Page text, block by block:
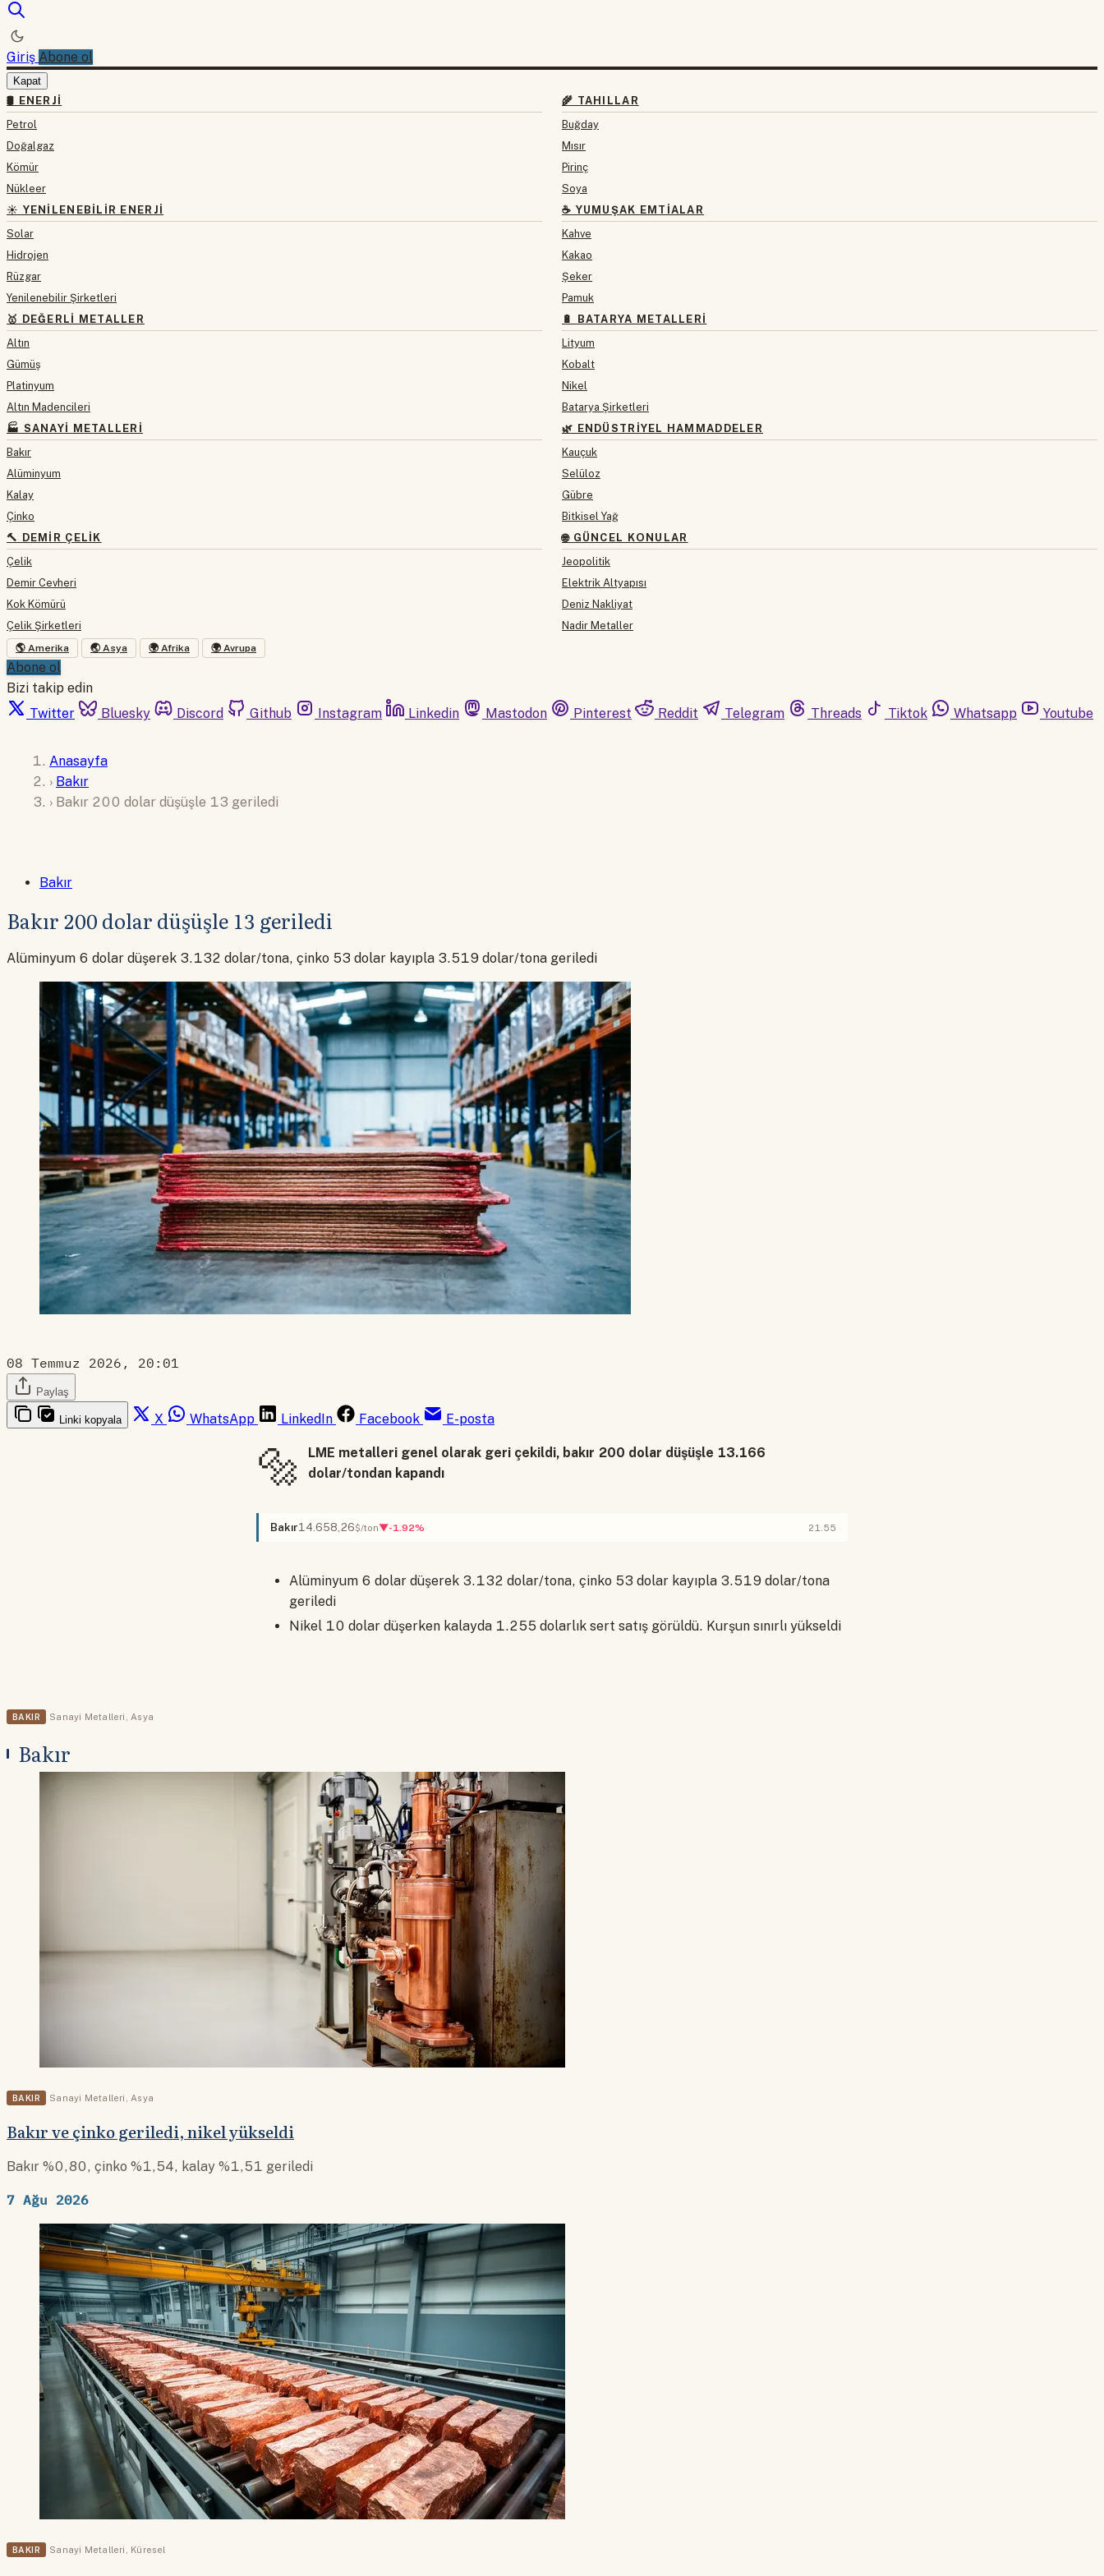
Giriş Abone ol
Kapat
🛢 ENERJI
Petrol
Doğalgaz
Kömür
Nükleer
☀️ YENILENEBILIR ENERJI
Solar
Hidrojen
Rüzgar
Yenilenebilir Şirketleri
🥇 DEĞERLI METALLER
Altın
Gümüş
Platinyum
Altın Madencileri
🏭 SANAYI METALLERI
Bakır
Alüminyum
Kalay
Çinko
🔨 DEMIR ÇELIK
Çelik
Demir Cevheri
Kok Kömürü
Çelik Şirketleri
🌾 TAHILLAR
Buğday
Mısır
Pirinç
Soya
☕ YUMUŞAK EMTIALAR
Kahve
Kakao
Şeker
Pamuk
🔋 BATARYA METALLERI
Lityum
Kobalt
Nikel
Batarya Şirketleri
🌿 ENDÜSTRIYEL HAMMADDELER
Kauçuk
Selüloz
Gübre
Bitkisel Yağ
🌐 GÜNCEL KONULAR
Jeopolitik
Elektrik Altyapısı
Deniz Nakliyat
Nadir Metaller
🌎 Amerika 🌏 Asya 🌍 Afrika 🌍 Avrupa
Abone ol
Bizi takip edin
Twitter
Bluesky Discord Github Instagram Linkedin Mastodon Pinterest Reddit Telegram Threads Tiktok Whatsapp Youtube
Anasayfa
› Bakır
› Bakır 200 dolar düşüşle 13 geriledi
Bakır
Bakır 200 dolar düşüşle 13 geriledi
Alüminyum 6 dolar düşerek 3.132 dolar/tona, çinko 53 dolar kayıpla 3.519 dolar/tona geriledi
08 Temmuz 2026, 20:01
Paylaş
Linki kopyala X WhatsApp LinkedIn Facebook E-posta
🔩
LME metalleri genel olarak geri çekildi, bakır 200 dolar düşüşle 13.166
dolar/tondan kapandı
Bakır14.658,26$/ton▼-1.92% 21.55
Alüminyum 6 dolar düşerek 3.132 dolar/tona, çinko 53 dolar kayıpla 3.519 dolar/tona
geriledi
Nikel 10 dolar düşerken kalayda 1.255 dolarlık sert satış görüldü. Kurşun sınırlı yükseldi
BAKIR Sanayi Metalleri Asya
Bakır
BAKIR Sanayi Metalleri Asya
Bakır ve çinko geriledi, nikel yükseldi
Bakır %0,80, çinko %1,54, kalay %1,51 geriledi
7 Ağu 2026
BAKIR Sanayi Metalleri Küresel